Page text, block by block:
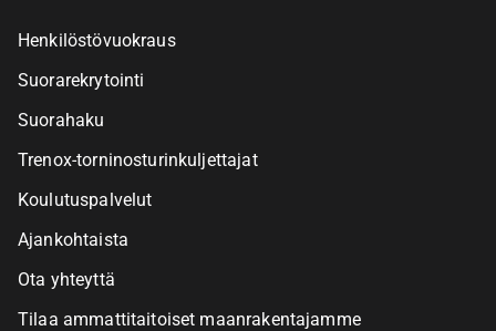
Henkilöstövuokraus
Suorarekrytointi
Suorahaku
Trenox-torninosturinkuljettajat
Koulutuspalvelut
Ajankohtaista
Ota yhteyttä
Tilaa ammattitaitoiset maanrakentajamme